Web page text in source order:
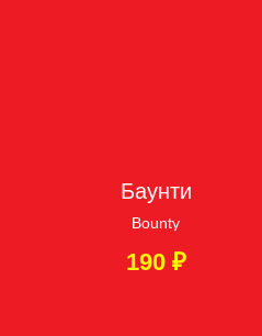
Баунти
Bounty
190 ₽